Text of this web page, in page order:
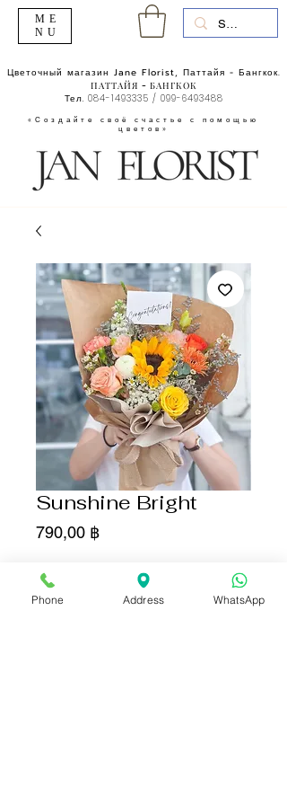
«Создайте своё счастье с помощью
цветов»
Цветочный магазин Jane Florist, Паттайя - Бангкок.
ПАТТАЙЯ - БАНГКОК
Тел. 084-1493335 / 099-6493488
ME
NU
Sunshine Bright
790,00 ฿Цена
Количество
Phone Address WhatsApp